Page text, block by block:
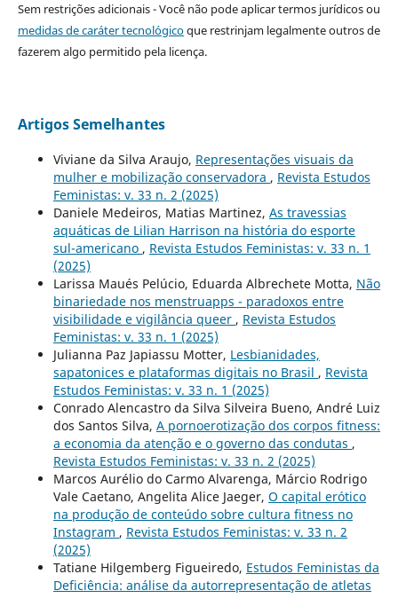
Sem restrições adicionais - Você não pode aplicar termos jurídicos ou
medidas de caráter tecnológicoque restrinjam legalmente outros de
fazerem algo permitido pela licença.
Artigos Semelhantes
Viviane da Silva Araujo, Representações visuais da
mulher e mobilização conservadora , Revista Estudos
Feministas: v. 33 n. 2 (2025)
Daniele Medeiros, Matias Martinez, As travessias
aquáticas de Lilian Harrison na história do esporte
sul-americano , Revista Estudos Feministas: v. 33 n. 1
(2025)
Larissa Maués Pelúcio, Eduarda Albrechete Motta, Não
binariedade nos menstruapps - paradoxos entre
visibilidade e vigilância queer , Revista Estudos
Feministas: v. 33 n. 1 (2025)
Julianna Paz Japiassu Motter, Lesbianidades,
sapatonices e plataformas digitais no Brasil , Revista
Estudos Feministas: v. 33 n. 1 (2025)
Conrado Alencastro da Silva Silveira Bueno, André Luiz
dos Santos Silva, A pornoerotização dos corpos fitness:
a economia da atenção e o governo das condutas ,
Revista Estudos Feministas: v. 33 n. 2 (2025)
Marcos Aurélio do Carmo Alvarenga, Márcio Rodrigo
Vale Caetano, Angelita Alice Jaeger, O capital erótico
na produção de conteúdo sobre cultura fitness no
Instagram , Revista Estudos Feministas: v. 33 n. 2
(2025)
Tatiane Hilgemberg Figueiredo, Estudos Feministas da
Deficiência: análise da autorrepresentação de atletas